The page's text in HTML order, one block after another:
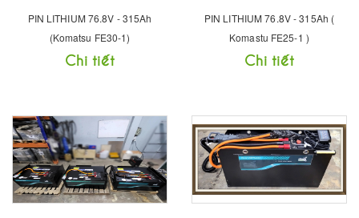
PIN LITHIUM 76.8V - 315Ah
(Komatsu FE30-1)
Chi tiết
PIN LITHIUM 76.8V - 315Ah (
Komastu FE25-1 )
Chi tiết